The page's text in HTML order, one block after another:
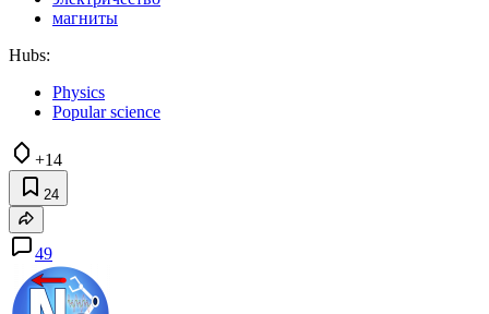
магниты
Hubs:
Physics
Popular science
+14
24
49